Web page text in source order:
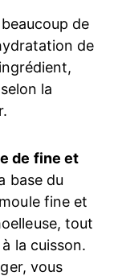
de
de
la
de fine et
base du
fine et
tout
la cuisson.
vous